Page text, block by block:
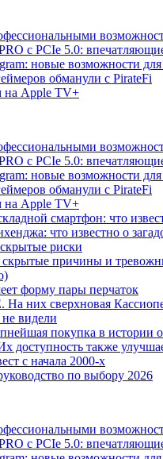
с PCIe 5.0:
новые возможности для
обманули с PirateFi
на Apple TV+
с PCIe 5.0:
новые возможности для
обманули с PirateFi
на Apple TV+
смартфон: что
что известно о
риски
скрытые причины и
форму пары перчаток
них сверхновая
видели
покупка в истории
доступность также
с начала 2000-х
по выбору 2026
с PCIe 5.0: